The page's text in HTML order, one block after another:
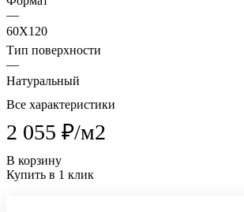
—
60X120
Тип поверхности
—
Натуральный
Все характеристики
2 055 ₽/м2
В корзину
Купить в 1 клик